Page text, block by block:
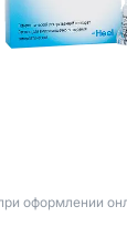
оформлении